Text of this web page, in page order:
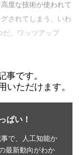
度な技術が使われて
されてしまう、いわ
だ。ワッツアップ
事です。
いただけます。
ぱい！
で、人工知能か
最新動向がわか